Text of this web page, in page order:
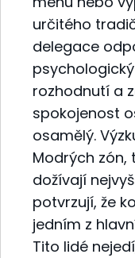
určitého
delegace
rozhodnutí a
spokojenost
osamělý.
Modrých zón,
dožívají
potvrzují, že
jedním z
Tito lidé